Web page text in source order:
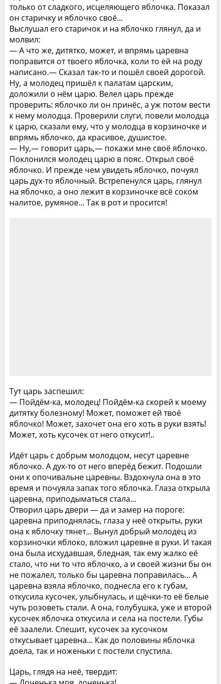
только от сладкого, исцеляющего яблочка. Показал
он старичку и яблочко своё...
Выслушал его старичок и на яблочко глянул, да и
молвил:
— А что же, дитятко, может, и впрямь царевна
поправится от твоего яблочка, коли то ей на роду
написано.— Сказал так-то и пошёл своей дорогой.
Ну, а молодец пришёл к палатам царским,
доложили о нём царю. Велел царь прежде
проверить: яблочко ли он принёс, а уж потом вести
к нему молодца. Проверили слуги, повели молодца
к царю, сказали ему, что у молодца в корзиночке и
впрямь яблочко, да красивое, душистое.
— Ну,— говорит царь,— покажи мне своё яблочко.
Поклонился молодец царю в пояс. Открыл своё
яблочко. И прежде чем увидеть яблочко, почуял
царь дух-то яблочный. Встрепенулся царь, глянул
на яблочко, а оно лежит в корзиночке всё соком
налитое, румяное... Так в рот и просится!
Тут царь заспешил:
— Пойдём-ка, молодец! Пойдём-ка скорей к моему
дитятку болезному! Может, поможет ей твоё
яблочко! Может, захочет она его хоть в руки взять!
Может, хоть кусочек от него откусит!..
Идёт царь с добрым молодцом, несут царевне
яблочко. А дух-то от него вперёд бежит. Подошли
они к опочивальне царевны. Вздохнула она в это
время и почуяла запах того яблочка. Глаза открыла
царевна, приподыматься стала...
Отворил царь двери — да и замер на пороге:
царевна приподнялась, глаза у неё открыты, руки
она к яблочку тянет... Вынул добрый молодец из
корзиночки яблоко, вложил царевне в руки. И такая
она была исхудавшая, бледная, так ему жалко её
стало, что ни то что яблочко, а и своей жизни бы он
не пожалел, только бы царевна поправилась... А
царевна взяла яблочко, поднесла его к губам,
откусила кусочек, улыбнулась, и щёчки-то её белые
чуть розоветь стали. А она, голубушка, уже и второй
кусочек яблочка откусила и села на постели. Губы
её заалели. Спешит, кусочек за кусочком
откусывает царевна... Как до половины яблочка
доела, так и ноженьки с постели спустила.
Царь, глядя на неё, твердит: